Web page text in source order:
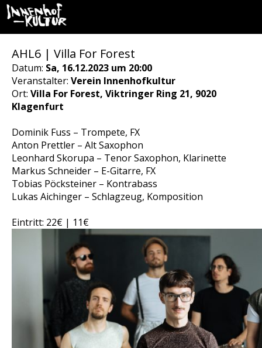
AHL6 | Villa For Forest
Datum: Sa, 16.12.2023 um 20:00
Veranstalter: Verein Innenhofkultur
Ort: Villa For Forest, Viktringer Ring 21, 9020
Klagenfurt
Dominik Fuss – Trompete, FX
Anton Prettler – Alt Saxophon
Leonhard Skorupa – Tenor Saxophon, Klarinette
Markus Schneider – E-Gitarre, FX
Tobias Pöcksteiner – Kontrabass
Lukas Aichinger – Schlagzeug, Komposition
Eintritt: 22€ | 11€